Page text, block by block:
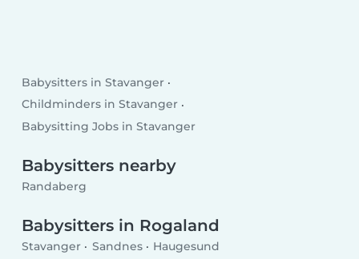
Babysitters in Stavanger
Childminders in Stavanger
Babysitting Jobs in Stavanger
Babysitters nearby
Randaberg
Babysitters in Rogaland
Stavanger Sandnes Haugesund